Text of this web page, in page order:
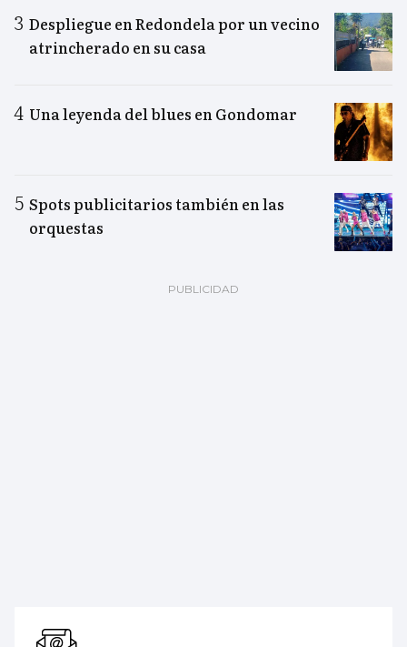
Despliegue en Redondela por un vecino
atrincherado en su casa
Una leyenda del blues en Gondomar
Spots publicitarios también en las
orquestas